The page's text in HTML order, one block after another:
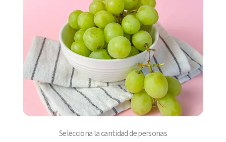
Selecciona la cantidad de personas